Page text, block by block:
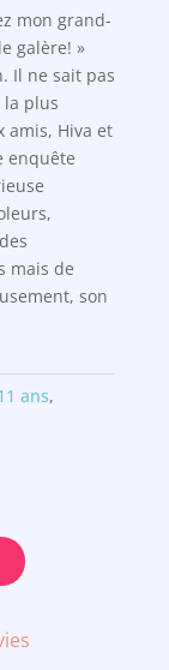
mon grand-
galère! »
Il ne sait pas
la plus
amis, Hiva et
enquête
mais de
son
ans,